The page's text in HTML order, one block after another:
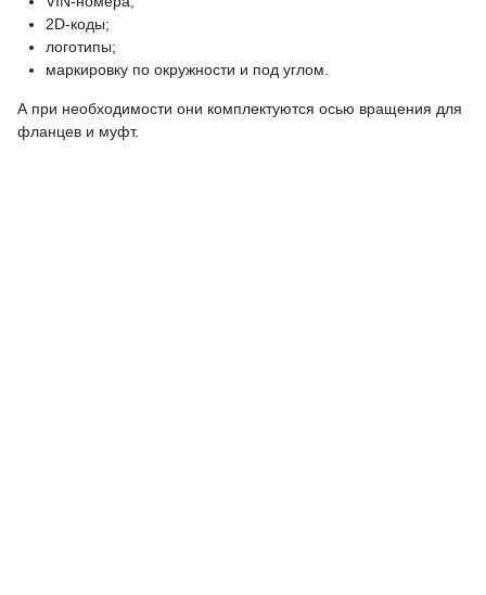
2D-коды;
логотипы;
маркировку по окружности и под углом.
А при необходимости они комплектуются осью вращения для
фланцев и муфт.